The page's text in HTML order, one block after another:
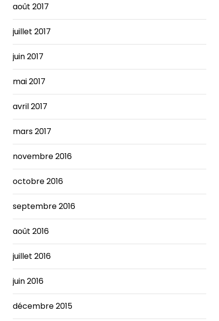
août 2017
juillet 2017
juin 2017
mai 2017
avril 2017
mars 2017
novembre 2016
octobre 2016
septembre 2016
août 2016
juillet 2016
juin 2016
décembre 2015